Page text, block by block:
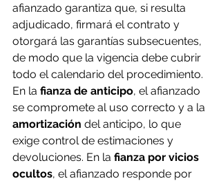
afianzado garantiza que, si resulta
adjudicado, firmará el contrato y
otorgará las garantías subsecuentes,
de modo que la vigencia debe cubrir
todo el calendario del procedimiento.
En la fianza de anticipo, el afianzado
se compromete al uso correcto y a la
amortización del anticipo, lo que
exige control de estimaciones y
devoluciones. En la fianza por vicios
ocultos, el afianzado responde por